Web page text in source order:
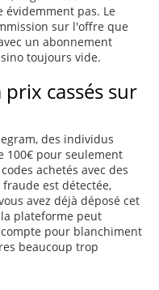
pas. Le
sur l'offre que
un abonnement
toujours vide.
prix cassés sur
des individus
100€ pour seulement
achetés avec des
est détectée,
avez déjà déposé cet
plateforme peut
pour blanchiment
beaucoup trop